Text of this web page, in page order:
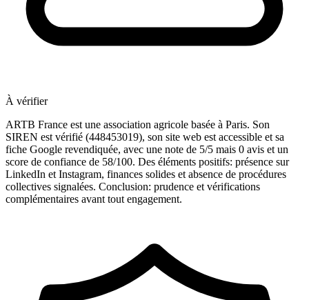
À vérifier
ARTB France est une association agricole basée à Paris. Son
SIREN est vérifié (448453019), son site web est accessible et sa
fiche Google revendiquée, avec une note de 5/5 mais 0 avis et un
score de confiance de 58/100. Des éléments positifs: présence sur
LinkedIn et Instagram, finances solides et absence de procédures
collectives signalées. Conclusion: prudence et vérifications
complémentaires avant tout engagement.